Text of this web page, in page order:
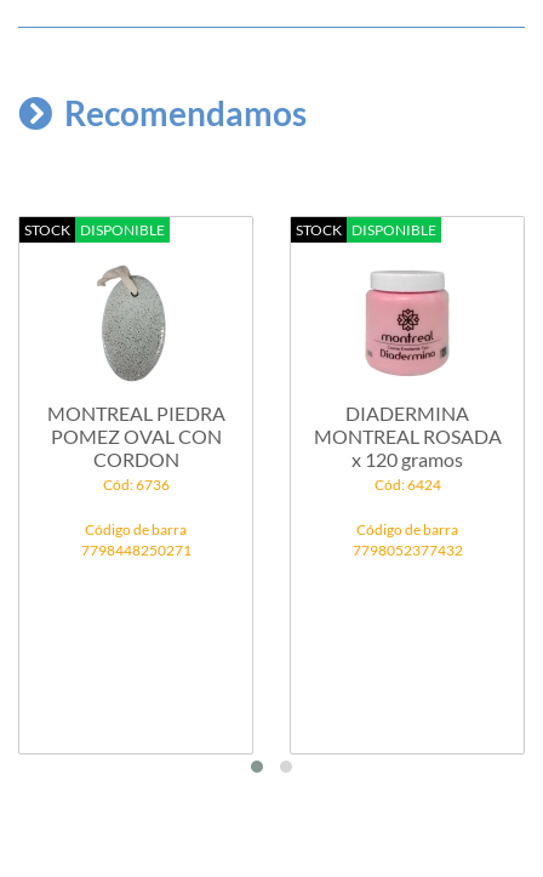
Recomendamos
STOCK DISPONIBLE
MONTREAL PIEDRA
POMEZ OVAL CON
CORDON
Cód: 6736
Código de barra
7798448250271
STOCK DISPONIBLE
DIADERMINA
MONTREAL ROSADA
x 120 gramos
Cód: 6424
Código de barra
7798052377432